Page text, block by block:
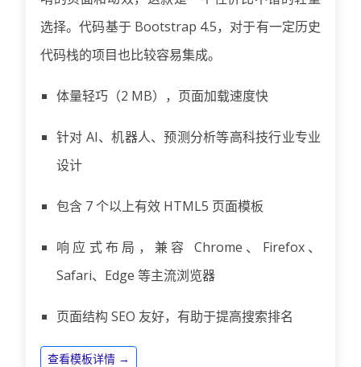
选择。代码基于 Bootstrap 4.5，对于有一定历史
代码栈的项目也比较容易集成。
体量轻巧（2 MB），页面加载速度快
针对 AI、机器人、预测分析等高科技行业专业
设计
包含 7 个以上有效 HTML5 页面模板
响应式布局，兼容 Chrome、Firefox、
Safari、Edge 等主流浏览器
页面结构 SEO 友好，有助于提高搜索排名
查看模板详情 →